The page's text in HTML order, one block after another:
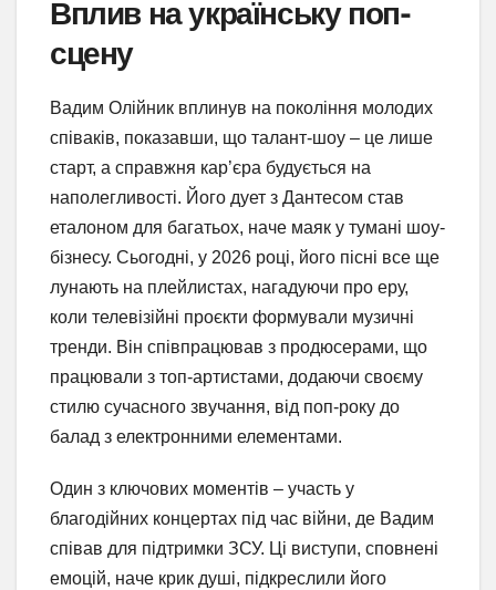
Вплив на українську поп-
сцену
Вадим Олійник вплинув на покоління молодих
співаків, показавши, що талант-шоу – це лише
старт, а справжня кар’єра будується на
наполегливості. Його дует з Дантесом став
еталоном для багатьох, наче маяк у тумані шоу-
бізнесу. Сьогодні, у 2026 році, його пісні все ще
лунають на плейлистах, нагадуючи про еру,
коли телевізійні проєкти формували музичні
тренди. Він співпрацював з продюсерами, що
працювали з топ-артистами, додаючи своєму
стилю сучасного звучання, від поп-року до
балад з електронними елементами.
Один з ключових моментів – участь у
благодійних концертах під час війни, де Вадим
співав для підтримки ЗСУ. Ці виступи, сповнені
емоцій, наче крик душі, підкреслили його